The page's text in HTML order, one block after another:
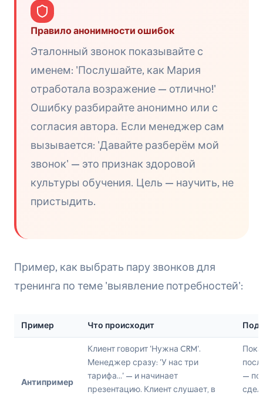
Правило анонимности ошибок
Эталонный звонок показывайте с
именем: 'Послушайте, как Мария
отработала возражение — отлично!'
Ошибку разбирайте анонимно или с
согласия автора. Если менеджер сам
вызывается: 'Давайте разберём мой
звонок' — это признак здоровой
культуры обучения. Цель — научить, не
пристыдить.
Пример, как выбрать пару звонков для
тренинга по теме 'выявление потребностей':
Пример Что происходит
Антипример
Клиент говорит 'Нужна CRM'.
Менеджер сразу: 'У нас три
тарифа...' — и начинает
презентацию. Клиент слушает, в
—